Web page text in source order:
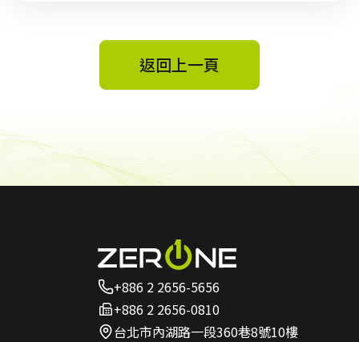
返回上一頁
+886 2 2656-5656
+886 2 2656-0810
台北市內湖路一段360巷8號10樓